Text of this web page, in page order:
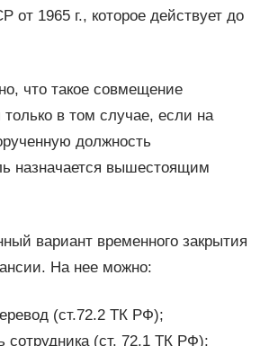
от 1965 г., которое действует до
что такое совмещение
только в том случае, если на
должность
назначается вышестоящим
вариант временного закрытия
На нее можно:
(ст.72.2 ТК РФ);
сотрудника (ст. 72.1 ТК РФ);